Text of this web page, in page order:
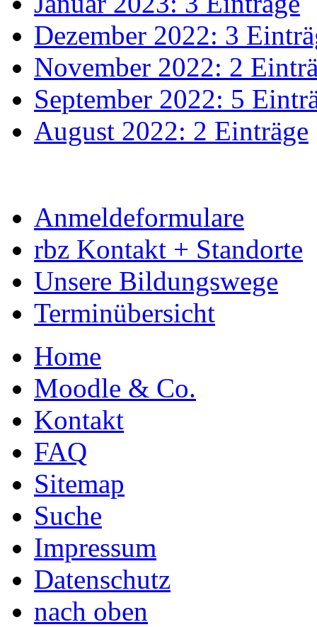
Dezember 2022: 3
November 2022: 2
September 2022: 5
August 2022: 2 Einträge
Anmeldeformulare
rbz Kontakt + Standorte
Unsere Bildungswege
Terminübersicht
Home
Moodle & Co.
Kontakt
FAQ
Sitemap
Suche
Impressum
Datenschutz
nach oben